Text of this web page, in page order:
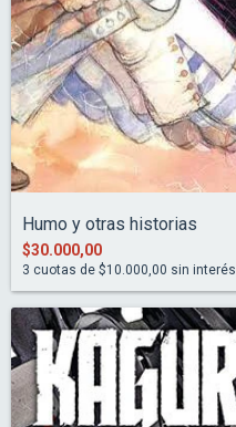
Humo y otras historias
$30.000,00
3 cuotas de $10.000,00 sin interés